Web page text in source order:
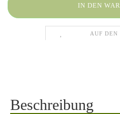
AUF DEN
Beschreibung